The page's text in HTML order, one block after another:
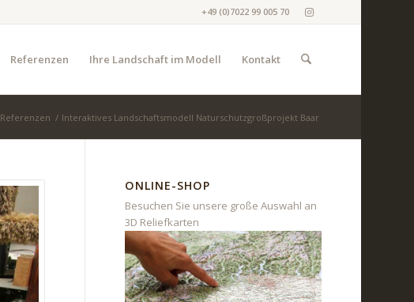
+49 (0)7022 99 005 70
Referenzen Ihre Landschaft im Modell Kontakt
Referenzen / Interaktives Landschaftsmodell Naturschutzgroßprojekt Baar
ONLINE-SHOP
Besuchen Sie unsere große Auswahl an
3D Reliefkarten